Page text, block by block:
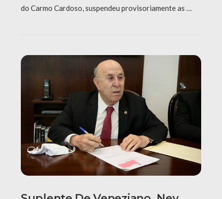
do Carmo Cardoso, suspendeu provisoriamente as …